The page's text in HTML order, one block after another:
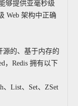
够提供亚毫秒级
Web 架构中正确
源的、基于内存的
，Redis 拥有以下
List、Set、ZSet